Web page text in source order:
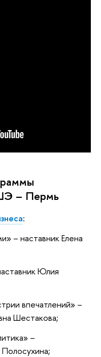
– Пермь
:
– наставник Елена
Юлия
впечатлений» –
Шестакова;
–